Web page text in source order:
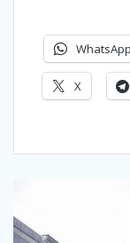
WhatsApp
X